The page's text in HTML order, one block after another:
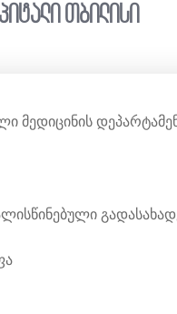
თბილისი
მედიცინის